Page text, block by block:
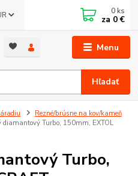
Menu
Hľadať
0 ks
za 0 €
Rezné/brúsne na kov/kameň
diamantový Turbo, 150mm, EXTOL
Turbo,